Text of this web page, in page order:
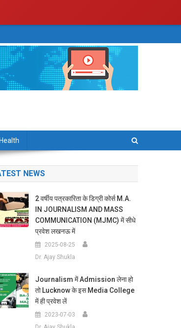
Health
NEWS
2 वर्षीय पत्रकारिता के डिग्री कोर्स M.A.
IN JOURNALISM AND MASS
COMMUNICATION (MJMC) में सीधे
प्रवेश लखनऊ में
2025-08-25
Dr. Ajay Shukla
Journalism में Admission लेना हो
तो Lucknow के इस Media College
में ही प्रवेश लें
2023-07-03